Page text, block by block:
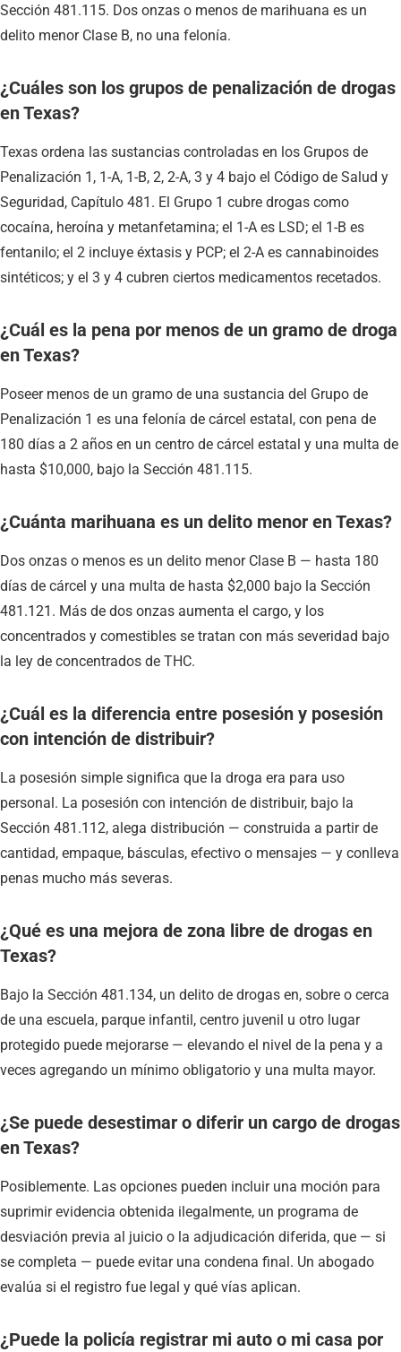
Sección 481.115. Dos onzas o menos de marihuana es un
delito menor Clase B, no una felonía.
¿Cuáles son los grupos de penalización de drogas
en Texas?
Texas ordena las sustancias controladas en los Grupos de
Penalización 1, 1-A, 1-B, 2, 2-A, 3 y 4 bajo el Código de Salud y
Seguridad, Capítulo 481. El Grupo 1 cubre drogas como
cocaína, heroína y metanfetamina; el 1-A es LSD; el 1-B es
fentanilo; el 2 incluye éxtasis y PCP; el 2-A es cannabinoides
sintéticos; y el 3 y 4 cubren ciertos medicamentos recetados.
¿Cuál es la pena por menos de un gramo de droga
en Texas?
Poseer menos de un gramo de una sustancia del Grupo de
Penalización 1 es una felonía de cárcel estatal, con pena de
180 días a 2 años en un centro de cárcel estatal y una multa de
hasta $10,000, bajo la Sección 481.115.
¿Cuánta marihuana es un delito menor en Texas?
Dos onzas o menos es un delito menor Clase B — hasta 180
días de cárcel y una multa de hasta $2,000 bajo la Sección
481.121. Más de dos onzas aumenta el cargo, y los
concentrados y comestibles se tratan con más severidad bajo
la ley de concentrados de THC.
¿Cuál es la diferencia entre posesión y posesión
con intención de distribuir?
La posesión simple significa que la droga era para uso
personal. La posesión con intención de distribuir, bajo la
Sección 481.112, alega distribución — construida a partir de
cantidad, empaque, básculas, efectivo o mensajes — y conlleva
penas mucho más severas.
¿Qué es una mejora de zona libre de drogas en
Texas?
Bajo la Sección 481.134, un delito de drogas en, sobre o cerca
de una escuela, parque infantil, centro juvenil u otro lugar
protegido puede mejorarse — elevando el nivel de la pena y a
veces agregando un mínimo obligatorio y una multa mayor.
¿Se puede desestimar o diferir un cargo de drogas
en Texas?
Posiblemente. Las opciones pueden incluir una moción para
suprimir evidencia obtenida ilegalmente, un programa de
desviación previa al juicio o la adjudicación diferida, que — si
se completa — puede evitar una condena final. Un abogado
evalúa si el registro fue legal y qué vías aplican.
¿Puede la policía registrar mi auto o mi casa por